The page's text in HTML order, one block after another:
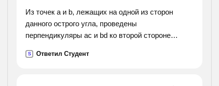
Из точек a и b, лежащих на одной из сторон
данного острого угла, проведены
перпендикуляры ac и bd ко второй стороне
abd, если угол cab=125
S Ответил Студент